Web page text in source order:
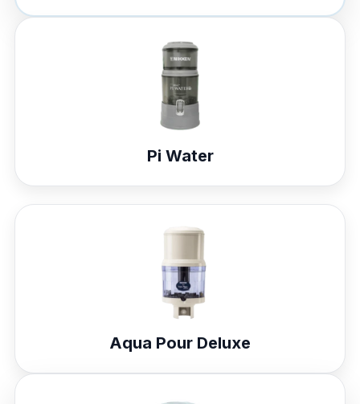
Pi Water
Aqua Pour Deluxe